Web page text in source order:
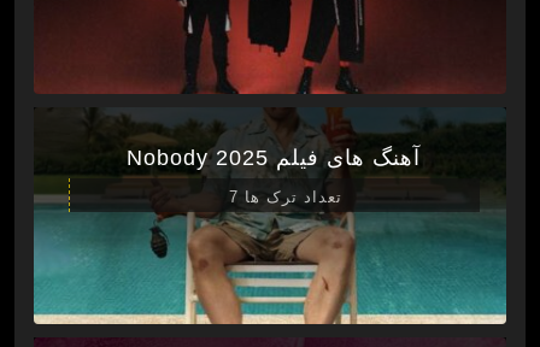
آهنگ های فیلم Nobody 2025
تعداد ترک ها 7